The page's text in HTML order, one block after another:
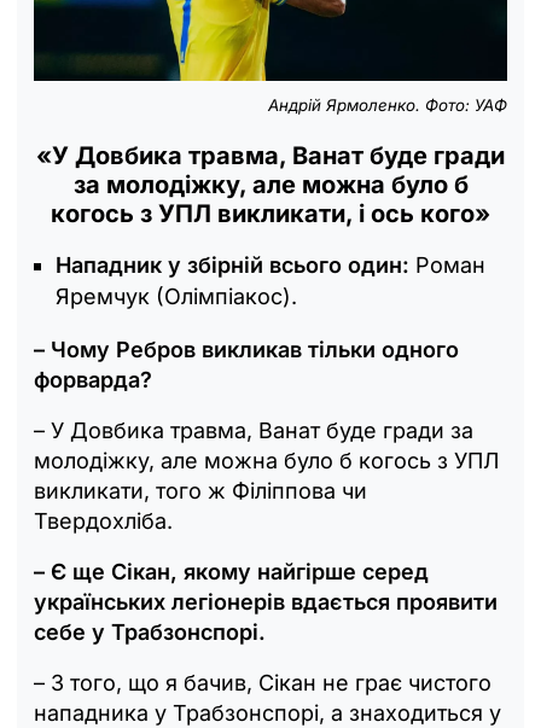
Андрій Ярмоленко. Фото: УАФ
«У Довбика травма, Ванат буде гради
за молодіжку, але можна було б
когось з УПЛ викликати, і ось кого»
Нападник у збірній всього один: Роман
Яремчук (Олімпіакос).
– Чому Ребров викликав тільки одного
форварда?
– У Довбика травма, Ванат буде гради за
молодіжку, але можна було б когось з УПЛ
викликати, того ж Філіппова чи
Твердохліба.
– Є ще Сікан, якому найгірше серед
українських легіонерів вдається проявити
себе у Трабзонспорі.
– З того, що я бачив, Сікан не грає чистого
нападника у Трабзонспорі, а знаходиться у